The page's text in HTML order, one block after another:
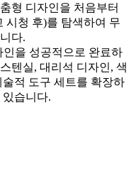
형 디자인을 처음부터
시청 후)를 탐색하여 무
다.
인을 성공적으로 완료하
텐실, 대리석 디자인, 색
적 도구 세트를 확장하
습니다.